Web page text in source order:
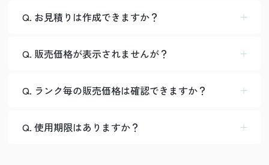
Q. お見積りは作成できますか？
Q. 販売価格が表示されませんが？
Q. ランク毎の販売価格は確認できますか？
Q. 使用期限はありますか？